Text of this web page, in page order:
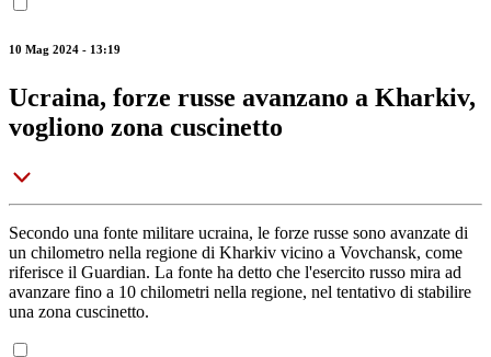
10 Mag 2024 - 13:19
Ucraina, forze russe avanzano a Kharkiv,
vogliono zona cuscinetto
Secondo una fonte militare ucraina, le forze russe sono avanzate di
un chilometro nella regione di Kharkiv vicino a Vovchansk, come
riferisce il Guardian. La fonte ha detto che l'esercito russo mira ad
avanzare fino a 10 chilometri nella regione, nel tentativo di stabilire
una zona cuscinetto.